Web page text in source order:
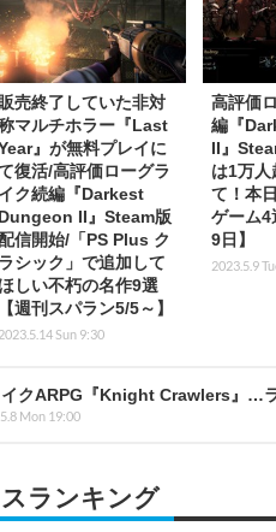
売終了していた非対
マルチホラー『Last
』が無料プレイに
復活/高評価ローグラ
イク続編『Darkest
Dungeon II』Steam版
信開始/「PS Plus ク
ラシック」で追加して
しい不朽の名作9選
【週刊スパラン5/5～】
2023.5.14 Sun 9:30
高評価
編『
II』
は1万
て！本
ゲーム4
9日】
2023.5.9
イクARPG『Knight Crawlers』…
Mon 19:00
ランキング